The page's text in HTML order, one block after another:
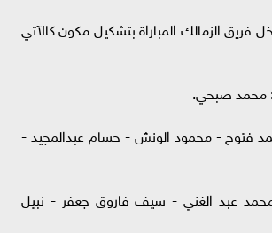
فريق الزمالك المباراة بتشكيل مكون كالآتي
محمد صبحي.
فتوح - محمود الونش - حسام عبدالمجيد -
عبد الغني - سيف فاروق جعفر - نبيل